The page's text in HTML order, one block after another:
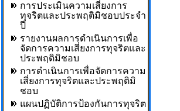
การประเมินความเสี่ยงการ
ทุจริตและประพฤติมิชอบประจำ
ปี
รายงานผลการดำเนินการเพื่อ
จัดการความเสี่ยงการทุจริตและ
ประพฤติมิชอบ
การดำเนินการเพื่อจัดการความ
เสี่ยงการทุจริตและประพฤติมิ
ชอบ
แผนปฏิบัติการป้องกันการทุจริต